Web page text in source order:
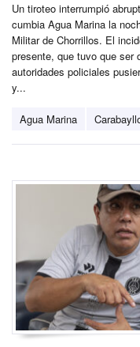
Un tiroteo interrumpió
cumbia Agua Marina la
Militar de Chorrillos. El
presente, que tuvo que ser
autoridades policiales
y...
Agua Marina